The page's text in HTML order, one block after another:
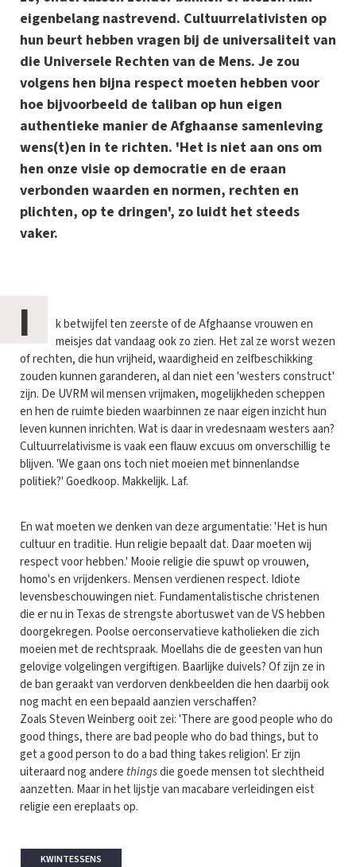
eigenbelang nastrevend. Cultuurrelativisten op
hun beurt hebben vragen bij de universaliteit van
die Universele Rechten van de Mens. Je zou
volgens hen bijna respect moeten hebben voor
hoe bijvoorbeeld de taliban op hun eigen
authentieke manier de Afghaanse samenleving
wens(t)en in te richten. 'Het is niet aan ons om
hen onze visie op democratie en de eraan
verbonden waarden en normen, rechten en
plichten, op te dringen', zo luidt het steeds
vaker.
I
k betwijfel ten zeerste of de Afghaanse vrouwen en
meisjes dat vandaag ook zo zien. Het zal ze worst wezen
of rechten, die hun vrijheid, waardigheid en zelfbeschikking
zouden kunnen garanderen, al dan niet een 'westers construct'
zijn. De UVRM wil mensen vrijmaken, mogelijkheden scheppen
en hen de ruimte bieden waarbinnen ze naar eigen inzicht hun
leven kunnen inrichten. Wat is daar in vredesnaam westers aan?
Cultuurrelativisme is vaak een flauw excuus om onverschillig te
blijven. 'We gaan ons toch niet moeien met binnenlandse
politiek?' Goedkoop. Makkelijk. Laf.
En wat moeten we denken van deze argumentatie: 'Het is hun
cultuur en traditie. Hun religie bepaalt dat. Daar moeten wij
respect voor hebben.' Mooie religie die spuwt op vrouwen,
homo's en vrijdenkers. Mensen verdienen respect. Idiote
levensbeschouwingen niet. Fundamentalistische christenen
die er nu in Texas de strengste abortuswet van de VS hebben
doorgekregen. Poolse oerconservatieve katholieken die zich
moeien met de rechtspraak. Moellahs die de geesten van hun
gelovige volgelingen vergiftigen. Baarlijke duivels? Of zijn ze in
de ban geraakt van verdorven denkbeelden die hen daarbij ook
nog macht en een bepaald aanzien verschaffen?
Zoals Steven Weinberg ooit zei: 'There are good people who do
good things, there are bad people who do bad things, but to
get a good person to do a bad thing takes religion'. Er zijn
uiteraard nog andere thingsdie goede mensen tot slechtheid
aanzetten. Maar in het lijstje van macabare verleidingen eist
religie een ereplaats op.
KWINTESSENS